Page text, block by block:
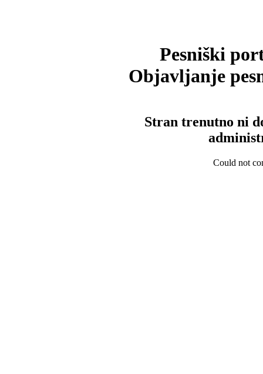
Pesniški
Objavljanje
Stran trenutno ni
Could not